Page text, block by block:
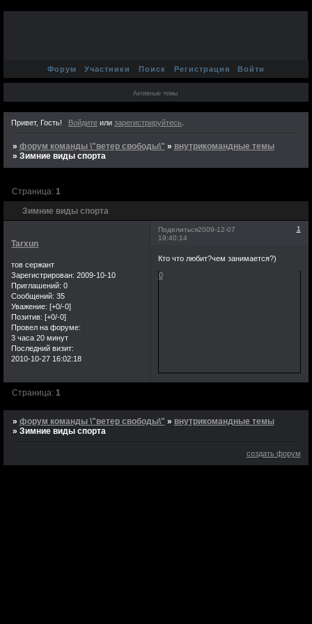
Форум Участники Поиск Регистрация Войти
Активные темы
Привет, Гость! Войдитеили зарегистрируйтесь
» форум команды \"ветер свободы\" » внутрикомандные темы
» Зимние виды спорта
Зимние виды спорта
Страница: 1
Поделиться 1
2009-12-07
19:40:14
Tarxun
тов сержант
Зарегистрирован: 2009-10-10
Приглашений: 0
Сообщений: 35
Уважение: [+0/-0]
Позитив: [+0/-0]
Провел на форуме:
3 часа 20 минут
Последний визит:
2010-10-27 16:02:18
Кто что любит?чем занимается?)
0
Страница: 1
» форум команды \"ветер свободы\" » внутрикомандные темы
» Зимние виды спорта
создать форум